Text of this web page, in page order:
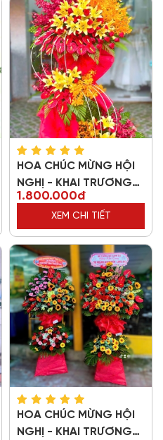
HOA CHÚC MỪNG HỘI
NGHỊ - KHAI TRƯƠNG
61082
1.800.000đ
XEM CHI TIẾT
HOA CHÚC MỪNG HỘI
NGHỊ - KHAI TRƯƠNG